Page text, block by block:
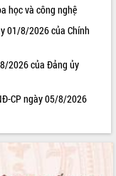
học và công nghệ
01/8/2026 của Chính
2026 của Đảng ủy
CP ngày 05/8/2026